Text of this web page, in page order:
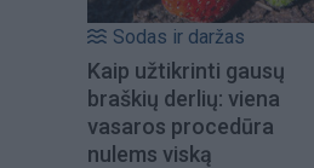
Sodas ir daržas
Kaip užtikrinti gausų
braškių derlių: viena
vasaros procedūra
nulems viską